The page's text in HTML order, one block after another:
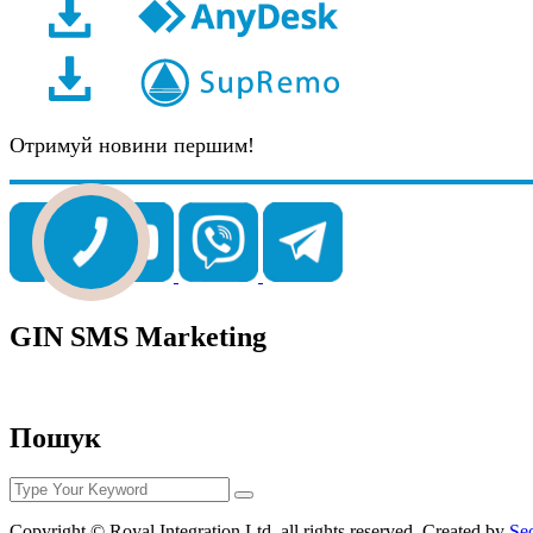
Отримуй новини першим!
GIN SMS Marketing
Пошук